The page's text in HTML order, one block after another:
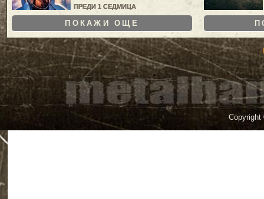
ПРЕДИ 1 СЕДМИЦА
ПОКАЖИ ОЩЕ